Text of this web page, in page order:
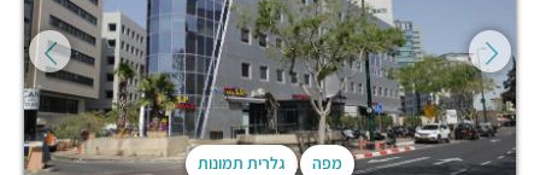
מפה גלרית תמונות